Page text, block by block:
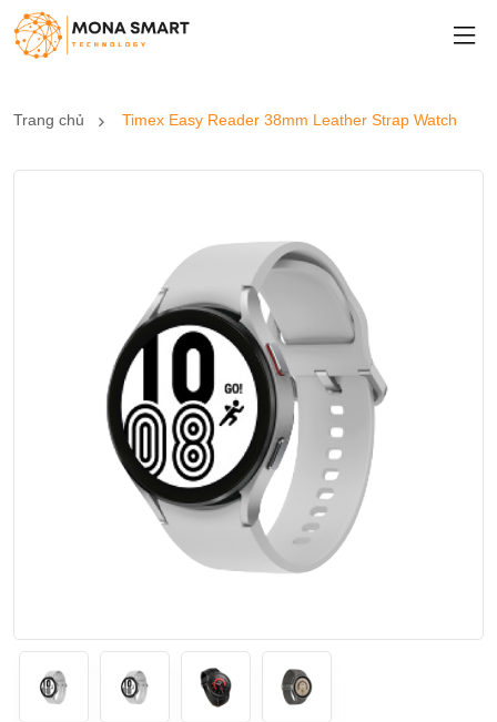
Trang chủ Timex Easy Reader 38mm Leather Strap Watch